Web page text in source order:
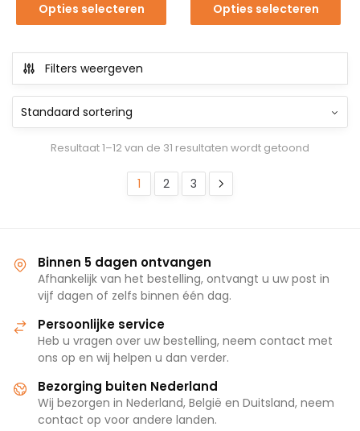
Opties selecteren Opties selecteren
Filters weergeven
Resultaat 1–12 van de 31 resultaten wordt getoond
1 2 3
Binnen 5 dagen ontvangen
Afhankelijk van het bestelling, ontvangt u uw post in
vijf dagen of zelfs binnen één dag.
Persoonlijke service
Heb u vragen over uw bestelling, neem contact met
ons op en wij helpen u dan verder.
Bezorging buiten Nederland
Wij bezorgen in Nederland, België en Duitsland, neem
contact op voor andere landen.